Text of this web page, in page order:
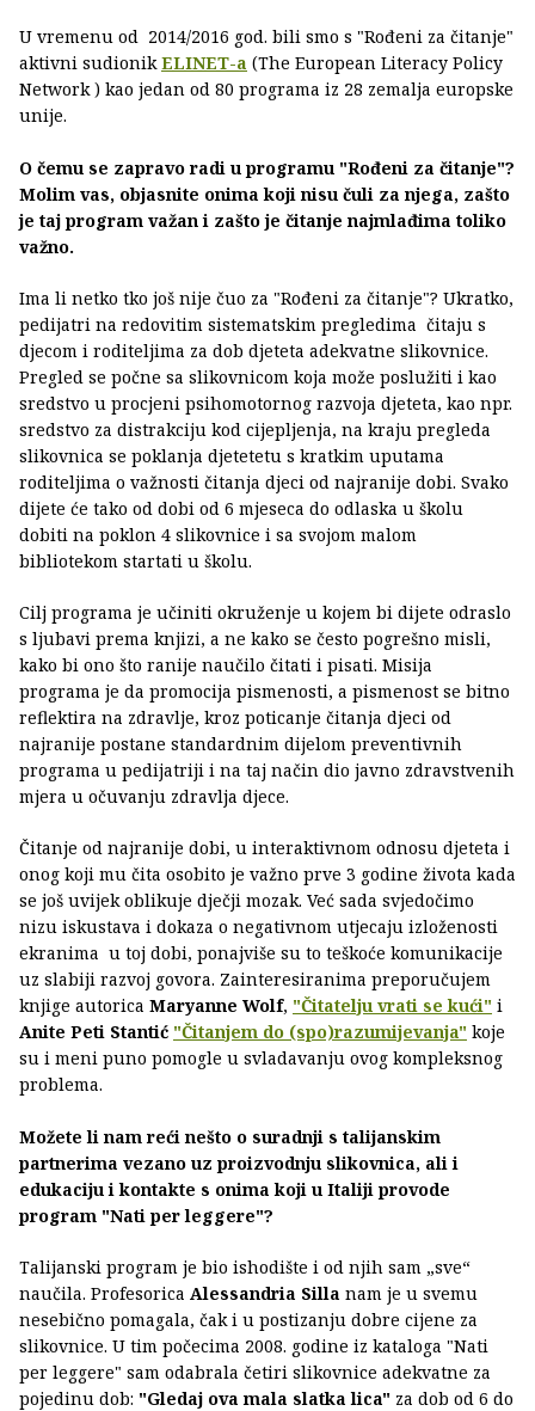
U vremenu od 2014/2016 god. bili smo s "Rođeni za čitanje"
aktivni sudionik ELINET-a (The European Literacy Policy
Network ) kao jedan od 80 programa iz 28 zemalja europske
unije.
O čemu se zapravo radi u programu "Rođeni za čitanje"?
Molim vas, objasnite onima koji nisu čuli za njega, zašto
je taj program važan i zašto je čitanje najmlađima toliko
važno.
Ima li netko tko još nije čuo za "Rođeni za čitanje"? Ukratko,
pedijatri na redovitim sistematskim pregledima čitaju s
djecom i roditeljima za dob djeteta adekvatne slikovnice.
Pregled se počne sa slikovnicom koja može poslužiti i kao
sredstvo u procjeni psihomotornog razvoja djeteta, kao npr.
sredstvo za distrakciju kod cijepljenja, na kraju pregleda
slikovnica se poklanja djetetetu s kratkim uputama
roditeljima o važnosti čitanja djeci od najranije dobi. Svako
dijete će tako od dobi od 6 mjeseca do odlaska u školu
dobiti na poklon 4 slikovnice i sa svojom malom
bibliotekom startati u školu.
Cilj programa je učiniti okruženje u kojem bi dijete odraslo
s ljubavi prema knjizi, a ne kako se često pogrešno misli,
kako bi ono što ranije naučilo čitati i pisati. Misija
programa je da promocija pismenosti, a pismenost se bitno
reflektira na zdravlje, kroz poticanje čitanja djeci od
najranije postane standardnim dijelom preventivnih
programa u pedijatriji i na taj način dio javno zdravstvenih
mjera u očuvanju zdravlja djece.
Čitanje od najranije dobi, u interaktivnom odnosu djeteta i
onog koji mu čita osobito je važno prve 3 godine života kada
se još uvijek oblikuje dječji mozak. Već sada svjedočimo
nizu iskustava i dokaza o negativnom utjecaju izloženosti
ekranima u toj dobi, ponajviše su to teškoće komunikacije
uz slabiji razvoj govora. Zainteresiranima preporučujem
knjige autorica Maryanne Wolf, "Čitatelju vrati se kući" i
Anite Peti Stantić "Čitanjem do (spo)razumijevanja" koje
su i meni puno pomogle u svladavanju ovog kompleksnog
problema.
Možete li nam reći nešto o suradnji s talijanskim
partnerima vezano uz proizvodnju slikovnica, ali i
edukaciju i kontakte s onima koji u Italiji provode
program "Nati per leggere"?
Talijanski program je bio ishodište i od njih sam „sve“
naučila. Profesorica Alessandria Silla nam je u svemu
nesebično pomagala, čak i u postizanju dobre cijene za
slikovnice. U tim počecima 2008. godine iz kataloga "Nati
per leggere" sam odabrala četiri slikovnice adekvatne za
pojedinu dob: "Gledaj ova mala slatka lica" za dob od 6 do